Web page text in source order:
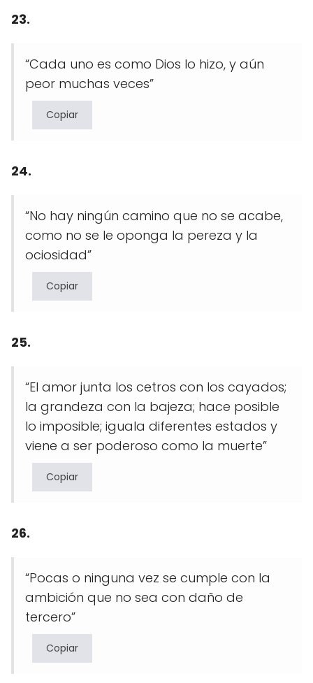
23.
“Cada uno es como Dios lo hizo, y aún
peor muchas veces”
Copiar
24.
“No hay ningún camino que no se acabe,
como no se le oponga la pereza y la
ociosidad”
Copiar
25.
“El amor junta los cetros con los cayados;
la grandeza con la bajeza; hace posible
lo imposible; iguala diferentes estados y
viene a ser poderoso como la muerte”
Copiar
26.
“Pocas o ninguna vez se cumple con la
ambición que no sea con daño de
tercero”
Copiar